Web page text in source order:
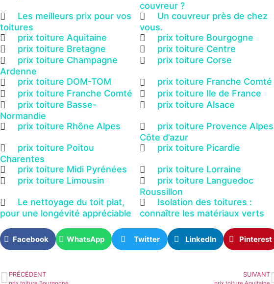
couvreur ?
Les meilleurs prix pour vos
toitures
Un couvreur près de chez
vous.
prix toiture Aquitaine
prix toiture Bourgogne
prix toiture Bretagne
prix toiture Centre
prix toiture Champagne
Ardenne
prix toiture Corse
prix toiture DOM-TOM
prix toiture Franche Comté
prix toiture Franche Comté
prix toiture Ile de France
prix toiture Basse-
Normandie
prix toiture Alsace
prix toiture Rhône Alpes
prix toiture Provence Alpes
Côte d’azur
prix toiture Poitou
Charentes
prix toiture Picardie
prix toiture Midi Pyrénées
prix toiture Lorraine
prix toiture Limousin
prix toiture Languedoc
Roussillon
Le nettoyage du toit plat,
pour une longévité appréciable
Isolation des toitures :
connaître les matériaux verts
Facebook WhatsApp Twitter LinkedIn Pinterest
PRÉCÉDENT SUIVANT